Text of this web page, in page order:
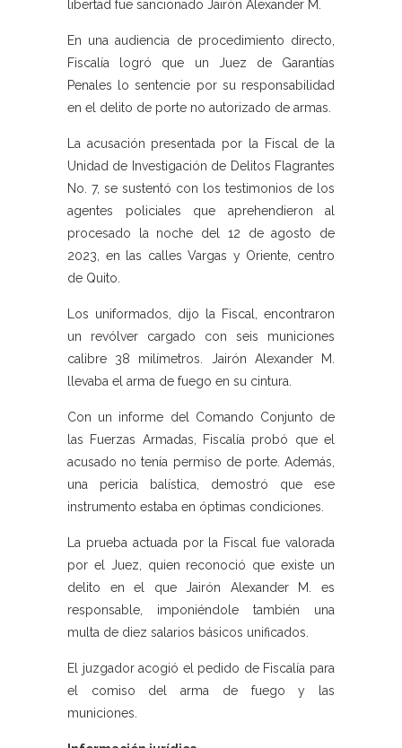
libertad fue sancionado Jairón Alexander M.
En una audiencia de procedimiento directo,
Fiscalía logró que un Juez de Garantías
Penales lo sentencie por su responsabilidad
en el delito de porte no autorizado de armas.
La acusación presentada por la Fiscal de la
Unidad de Investigación de Delitos Flagrantes
No. 7, se sustentó con los testimonios de los
agentes policiales que aprehendieron al
procesado la noche del 12 de agosto de
2023, en las calles Vargas y Oriente, centro
de Quito.
Los uniformados, dijo la Fiscal, encontraron
un revólver cargado con seis municiones
calibre 38 milímetros. Jairón Alexander M.
llevaba el arma de fuego en su cintura.
Con un informe del Comando Conjunto de
las Fuerzas Armadas, Fiscalía probó que el
acusado no tenía permiso de porte. Además,
una pericia balística, demostró que ese
instrumento estaba en óptimas condiciones.
La prueba actuada por la Fiscal fue valorada
por el Juez, quien reconoció que existe un
delito en el que Jairón Alexander M. es
responsable, imponiéndole también una
multa de diez salarios básicos unificados.
El juzgador acogió el pedido de Fiscalía para
el comiso del arma de fuego y las
municiones.